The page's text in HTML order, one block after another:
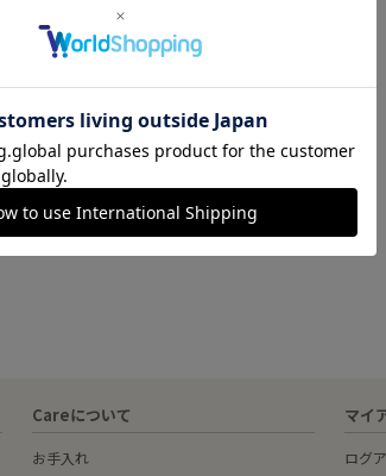
Careについて
お手入れ
マイ
ログ